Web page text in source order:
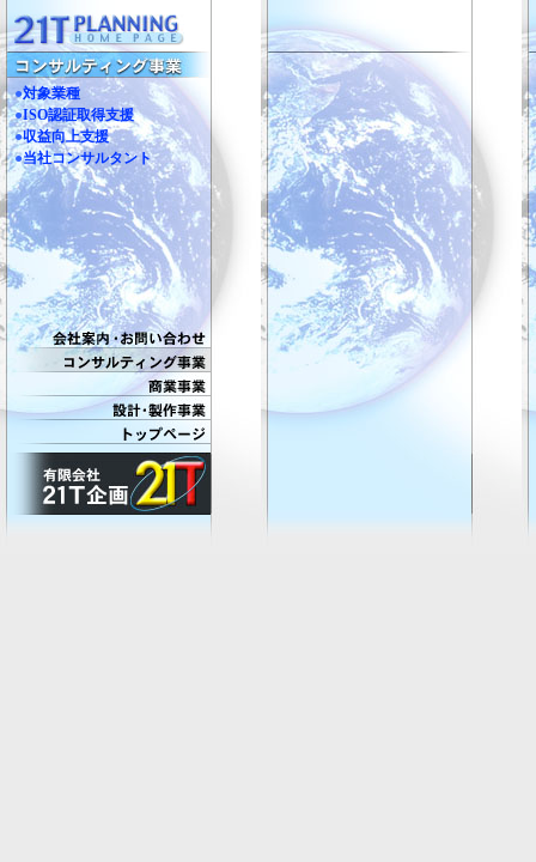
●対象業種
●ISO認証取得支援
●収益向上支援
●当社コンサルタント